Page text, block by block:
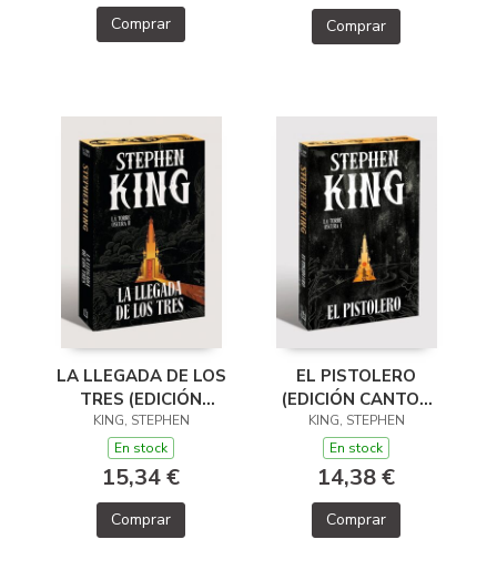
Comprar Comprar
LA LLEGADA DE LOS
TRES (EDICIÓN
CANTOS TINTADOS)
(LA TORRE OSCURA
2)
KING, STEPHEN
En stock
15,34 €
Comprar
EL PISTOLERO
(EDICIÓN CANTOS
TINTADOS) (LA
TORRE OSCURA 1)
KING, STEPHEN
En stock
14,38 €
Comprar